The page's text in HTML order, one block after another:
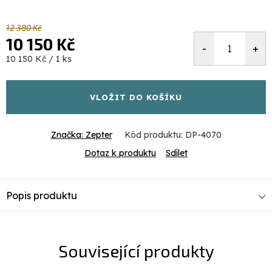
12 380 Kč
10 150 Kč
Měrná
10 150 Kč / 1 ks
VLOŽIT DO KOŠÍKU
Značka: Zepter Kód produktu: DP-4070
Dotaz k produktu
Sdílet
Popis produktu
Související produkty